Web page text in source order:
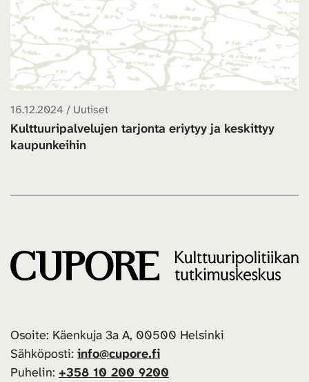
16.12.2024 / Uutiset
Kulttuuripalvelujen tarjonta eriytyy ja keskittyy
kaupunkeihin
Osoite: Käenkuja 3a A, 00500 Helsinki
Sähköposti: info@cupore.fi
Puhelin: +358 10 200 9200